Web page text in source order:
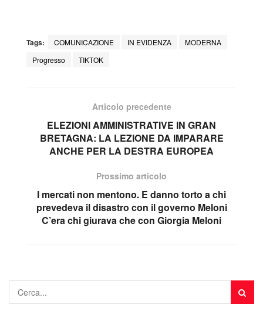
Tags: COMUNICAZIONE IN EVIDENZA
MODERNA
Progresso
TIKTOK
Articolo precedente
ELEZIONI AMMINISTRATIVE IN GRAN
BRETAGNA: LA LEZIONE DA IMPARARE
ANCHE PER LA DESTRA EUROPEA
Prossimo articolo
I mercati non mentono. E danno torto a chi
prevedeva il disastro con il governo Meloni
C’era chi giurava che con Giorgia Meloni